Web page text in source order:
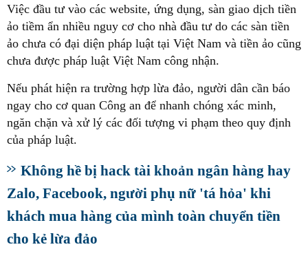
Việc đầu tư vào các website, ứng dụng, sàn giao dịch tiền
ảo tiềm ẩn nhiều nguy cơ cho nhà đầu tư do các sàn tiền
ảo chưa có đại diện pháp luật tại Việt Nam và tiền ảo cũng
chưa được pháp luật Việt Nam công nhận.
Nếu phát hiện ra trường hợp lừa đảo, người dân cần báo
ngay cho cơ quan Công an để nhanh chóng xác minh,
ngăn chặn và xử lý các đối tượng vi phạm theo quy định
của pháp luật.
Không hề bị hack tài khoản ngân hàng hay
Zalo, Facebook, người phụ nữ 'tá hỏa' khi
khách mua hàng của mình toàn chuyển tiền
cho kẻ lừa đảo